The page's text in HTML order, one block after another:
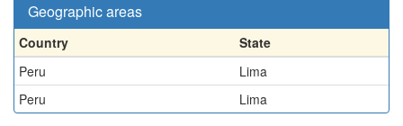
Geographic areas
Country
State
Peru
Lima
Peru
Lima